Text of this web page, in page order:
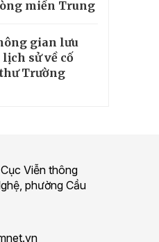
miền Trung
gian lưu
sử về cố
Trường
Viễn thông
phường Cầu